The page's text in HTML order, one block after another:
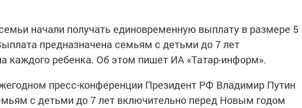
начали получать единовременную выплату в размере 5
предназначена семьям с детьми до 7 лет
каждого ребенка. Об этом пишет ИА «Татар-информ».
пресс-конференции Президент РФ Владимир Путин
с детьми до 7 лет включительно перед Новым годом